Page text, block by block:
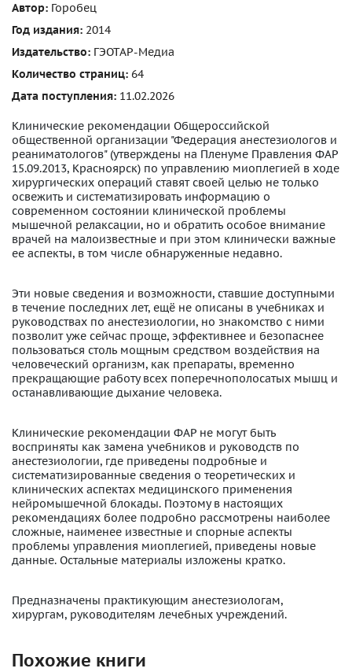
Автор: Горобец
Год издания: 2014
Издательство: ГЭОТАР-Медиа
Количество страниц: 64
Дата поступления: 11.02.2026
Клинические рекомендации Общероссийской
общественной организации "Федерация анестезиологов и
реаниматологов" (утверждены на Пленуме Правления ФАР
15.09.2013, Красноярск) по управлению миоплегией в ходе
хирургических операций ставят своей целью не только
освежить и систематизировать информацию о
современном состоянии клинической проблемы
мышечной релаксации, но и обратить особое внимание
врачей на малоизвестные и при этом клинически важные
ее аспекты, в том числе обнаруженные недавно.
Эти новые сведения и возможности, ставшие доступными
в течение последних лет, ещё не описаны в учебниках и
руководствах по анестезиологии, но знакомство с ними
позволит уже сейчас проще, эффективнее и безопаснее
пользоваться столь мощным средством воздействия на
человеческий организм, как препараты, временно
прекращающие работу всех поперечнополосатых мышц и
останавливающие дыхание человека.
Клинические рекомендации ФАР не могут быть
восприняты как замена учебников и руководств по
анестезиологии, где приведены подробные и
систематизированные сведения о теоретических и
клинических аспектах медицинского применения
нейромышечной блокады. Поэтому в настоящих
рекомендациях более подробно рассмотрены наиболее
сложные, наименее известные и спорные аспекты
проблемы управления миоплегией, приведены новые
данные. Остальные материалы изложены кратко.
Предназначены практикующим анестезиологам,
хирургам, руководителям лечебных учреждений.
Похожие книги